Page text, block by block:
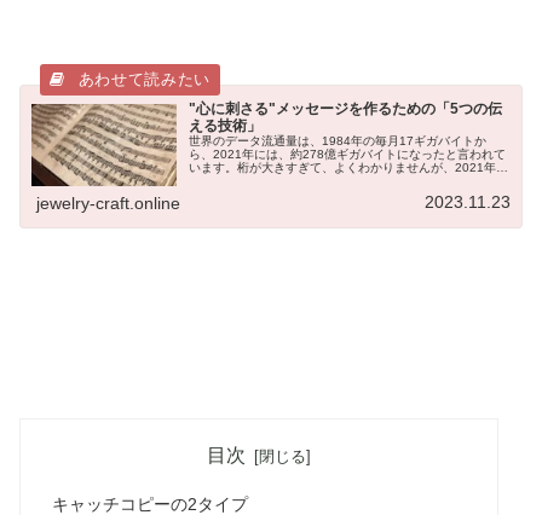
"心に刺さる"メッセージを作るための「5つの伝
える技術」
世界のデータ流通量は、1984年の毎月17ギガバイトか
ら、2021年には、約278億ギガバイトになったと言われて
います。桁が大きすぎて、よくわかりませんが、2021年：
jewelry-craft.online 2023.11.23
目次
キャッチコピーの2タイプ